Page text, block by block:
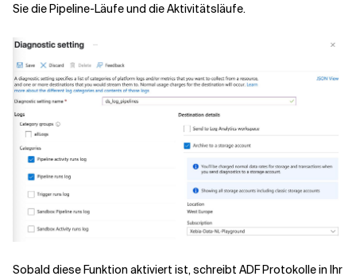
Sie die Pipeline-Läufe und die Aktivitätsläufe.
Sobald diese Funktion aktiviert ist, schreibt ADF Protokolle in Ihr